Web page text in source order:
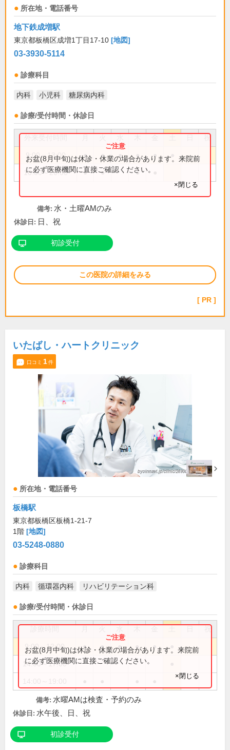
所在地・電話番号
地下鉄成増駅
東京都板橋区成増1丁目17-10 [地図]
03-3930-5114
診療科目
内科 小児科 糖尿病内科
診療/受付時間・休診日
祝
9:00～13:00 ● ● ● ● ● ●
16:00～20:00 ● ● ●
お盆(8月中旬)は休診・休業の場合があります。来院前
に必ず医療機関に直接ご確認ください。
×閉じる
備考: 水・土曜AMのみ
休診日: 日、祝
初診受付
この医院の詳細をみる
PR
いたばし・ハートクリニック
口コミ 1件
所在地・電話番号
板橋駅
東京都板橋区板橋1-21-7
1階 [地図]
03-5248-0880
診療科目
内科 循環器内科 リハビリテーション科
診療/受付時間・休診日
祝
9:00～12:00 ● ● ● ● ●
14:00～17:00
お盆(8月中旬)は休診・休業の場合があります。来院前
に必ず医療機関に直接ご確認ください。
×閉じる
備考: 水曜AMは検査・予約のみ
休診日: 水午後、日、祝
初診受付